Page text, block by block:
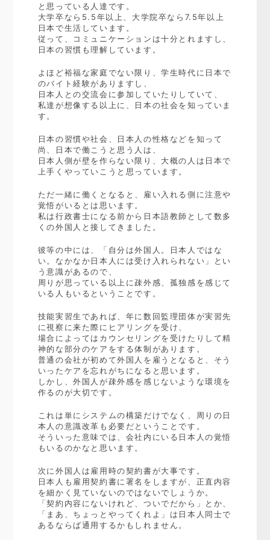
と思っている人達です。
大学卒なら5.5年以上、大学院卒なら7.5年以上
日本で生活しています。
従って、コミュニケーションは十分とれますし、
日本の習慣も理解しています。
よほど裕福な家庭でない限り、学生時代に日本で
のバイト経験がありますし、
日本人との交流会に参加していたりしていて、
私達が想像する以上に、日本の社会を知っていま
す。
日本の習慣や社会、日本人の性格などを知って
尚、日本で働こうと思う人は、
日本人側が壁を作らない限り、大概の人は日本で
上手くやっていこうと思っています。
ただ一緒に働くとなると、雇い入れる側に注意や
覚悟がいるとは思います。
私は行政書士になる前から日本語教師として数多
くの外国人と接してきました。
彼等の中には、「自分は外国人。日本人ではな
い。なかなか日本人には受け入れられない」とい
う意識があるので、
周りが思っている以上に疎外感、孤独感を感じて
いる人もいるということです。
技能実習生であれば、年に数回監理団体が実習先
に視察に来た際にヒアリングを受け、
場合によってはカウンセリングを受けたりして精
神的な部分のケアをする体制があります。
普通の会社が初めて外国人を雇うとなると、そう
いったケアを忘れがちになると思います。
しかし、外国人が疎外感を感じないような環境を
作るのが大切です。
これは単にシステムの構築だけでなく、周りの日
本人の意識改革も必要だということです。
そういった意味では、会社内にいる日本人の覚悟
もいるのかなと思います。
次に外国人は雇用時の契約書が大事です。
日本人も雇用契約書に署名をしますが、正直内容
を細かく見ていないのではないでしょうか。
「契約内容にないけれど、ついでだから」とか、
「まあ、ちょっとやってくれよ」は日本人同士で
あるならば通用するかもしれません。